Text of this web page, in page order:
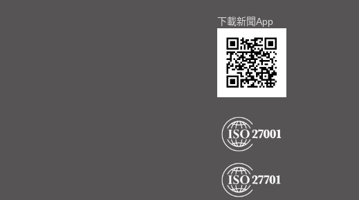
下載新聞App